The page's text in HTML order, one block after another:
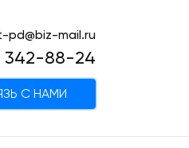
pd@biz-mail.ru
342-88-24
С НАМИ